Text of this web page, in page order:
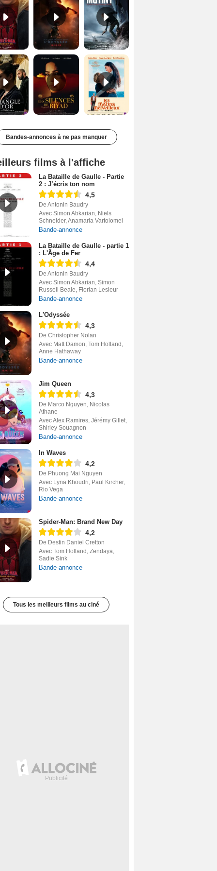
Les Silences de Riyad Bande-annonce VO STFR Les Matins merveilleux Bande-annonce VF
Bandes-annonces à ne pas manquer
films à l'affiche
La Bataille de Gaulle - Partie
2 : J’écris ton nom
4,5
De Antonin Baudry
Avec Simon Abkarian, Niels
Schneider, Anamaria Vartolomei
Bande-annonce
La Bataille de Gaulle - partie 1
: L'Âge de Fer
4,4
De Antonin Baudry
Avec Simon Abkarian, Simon
Russell Beale, Florian Lesieur
Bande-annonce
L'Odyssée
4,3
De Christopher Nolan
Avec Matt Damon, Tom Holland,
Anne Hathaway
Bande-annonce
Jim Queen
4,3
De Marco Nguyen, Nicolas
Athane
Avec Alex Ramires, Jérémy Gillet,
Shirley Souagnon
Bande-annonce
In Waves
4,2
De Phuong Mai Nguyen
Avec Lyna Khoudri, Paul Kircher,
Rio Vega
Bande-annonce
Spider-Man: Brand New Day
4,2
De Destin Daniel Cretton
Avec Tom Holland, Zendaya,
Sadie Sink
Bande-annonce
Tous les meilleurs films au ciné